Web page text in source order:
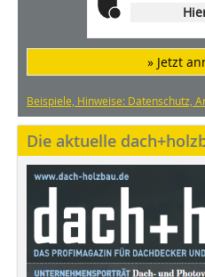
» Jetzt
Beispiele, Hinweise: Datenschutz,
Die aktuelle